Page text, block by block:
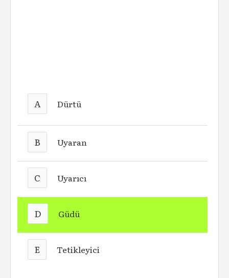
A Dürtü
B Uyaran
C Uyarıcı
D Güdü
E Tetikleyici